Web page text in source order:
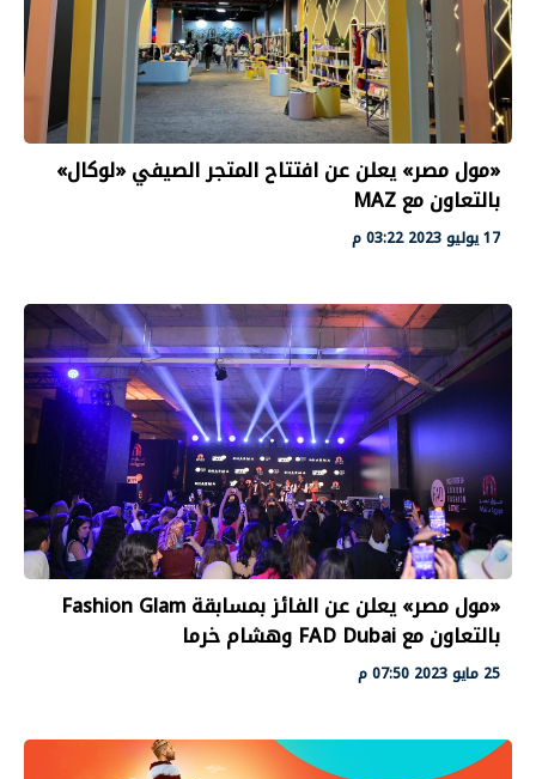
«مول مصر» يعلن عن افتتاح المتجر الصيفي «لوكال»
بالتعاون مع MAZ
17 يوليو 2023 03:22 م
«مول مصر» يعلن عن الفائز بمسابقة Fashion Glam
بالتعاون مع FAD Dubai وهشام خرما‎
25 مايو 2023 07:50 م